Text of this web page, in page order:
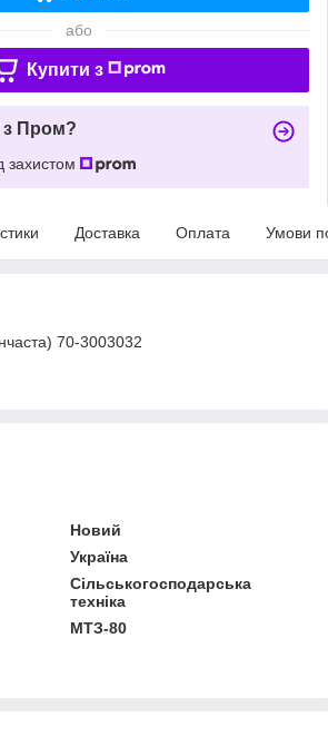
або
Купити з
з Пром?
захистом
Доставка Оплата Умови
70-3003032
Новий
Україна
Сільськогосподарська
техніка
МТЗ-80